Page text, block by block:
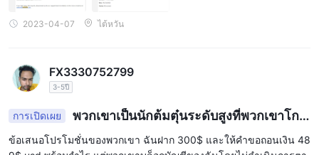
สเปรด & ค่าคอมมิชชั่น (ค่าธรรมเนียมการซื้อ
ข้อพิจารณาที่สำคัญที่สุดประการหนึ่งในการเลือกโบรกเกอร์ฟอเร็กซ์คือ
ต้นทุนการซื้อขาย ซึ่งรวมถึงสเปรดและค่าคอมมิชชัน สำหรับผู้ค้าที่
Standard และ Professional นั้นเหมาะสมที่สุด บัญชีเหล่านี้นำเสนอส
เปรดแบบคงที่และแบบผันแปรที่เริ่มต้นต่ำเพียง 1.4 pips, 1.4 pips และ
2023-04-07 ไต้หวัน
FX3330752799
3-5ปี
การเปิดเผย
พวกเขาเป็นนักต้มตุ๋นระดับสูงที่พวกเขาโกง
ฉันด้วย
ข้อเสนอโปรโมชั่นของพวกเขา ฉันฝาก 300$ และให้คำขอถอนเงิน 48